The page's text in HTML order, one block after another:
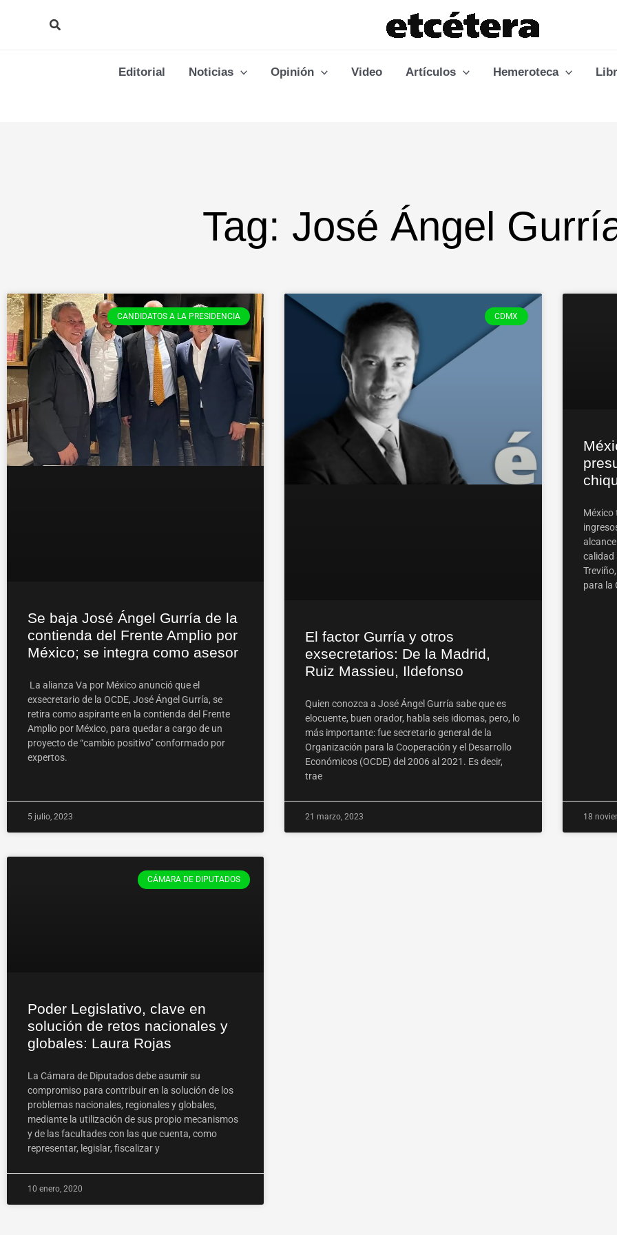
Buscar
Editorial Noticias Opinión Video Artículos Hemeroteca
Tag: José Ángel
CANDIDATOS A LA PRESIDENCIA
Se baja José Ángel Gurría de la
contienda del Frente Amplio por
México; se integra como asesor
La alianza Va por México anunció que el
exsecretario de la OCDE, José Ángel Gurría, se
retira como aspirante en la contienda del Frente
Amplio por México, para quedar a cargo de un
proyecto de “cambio positivo” conformado por
expertos.
5 julio, 2023
CDMX
El factor Gurría y otros
exsecretarios: De la Madrid,
Ruiz Massieu, Ildefonso
Quien conozca a José Ángel Gurría sabe que es
elocuente, buen orador, habla seis idiomas, pero, lo
más importante: fue secretario general de la
Organización para la Cooperación y el Desarrollo
Económicos (OCDE) del 2006 al 2021. Es decir,
trae
21 marzo, 2023
México
calidad
para la
18
CÁMARA DE DIPUTADOS
Poder Legislativo, clave en
solución de retos nacionales y
globales: Laura Rojas
La Cámara de Diputados debe asumir su
compromiso para contribuir en la solución de los
problemas nacionales, regionales y globales,
mediante la utilización de sus propio mecanismos
y de las facultades con las que cuenta, como
representar, legislar, fiscalizar y
10 enero, 2020